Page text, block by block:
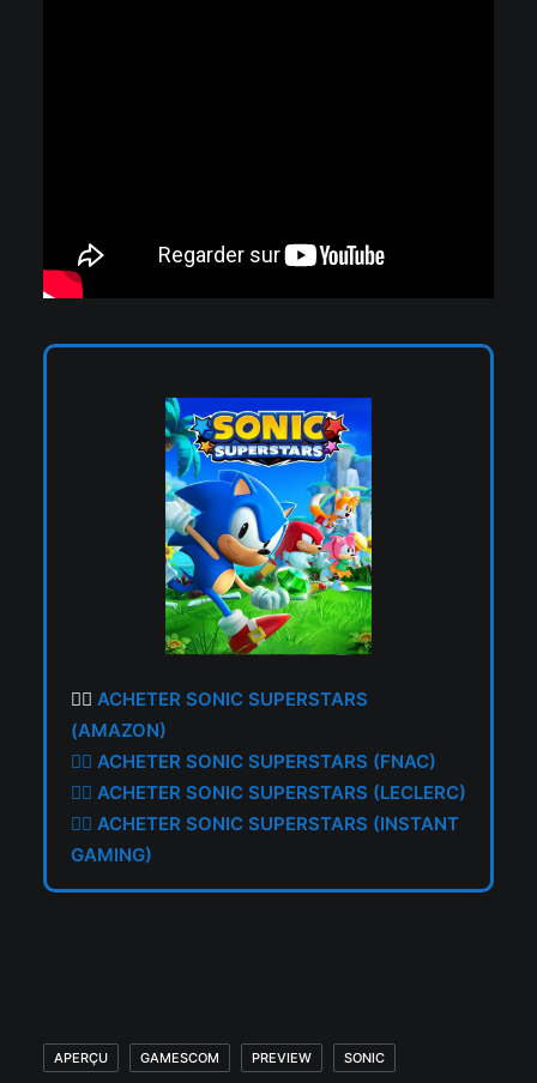
👉🏼 ACHETER SONIC SUPERSTARS
(AMAZON)
👉🏼 ACHETER SONIC SUPERSTARS (FNAC)
👉🏼 ACHETER SONIC SUPERSTARS (LECLERC)
👉🏼 ACHETER SONIC SUPERSTARS (INSTANT
GAMING)
APERÇU GAMESCOM PREVIEW SONIC